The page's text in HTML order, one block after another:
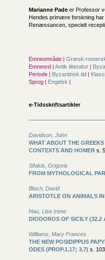
Marianne Pade er Professor
Hendes primære forskning
Renæssancen, specielt
Emneområde | Græsk-
Emneord | Antik litteratur |
Periode | Byzantinsk tid |
Sprog | Engelsk |
e-Tidsskriftsartikler
Davidson, John
WHAT ABOUT THE
CONTEXTS AND HOMER s.
Sifakis, Grigoris
FROM MYTHOLOGICAL
Bloch, David
ARISTOTLE ON ANIMALS
Hau, Lise Irene
DIODOROS OF SICILY (32.2
Williams, Mary Frances
THE NEW POSIDIPPUS
ODES (PROP.1.17; 3.7) s.